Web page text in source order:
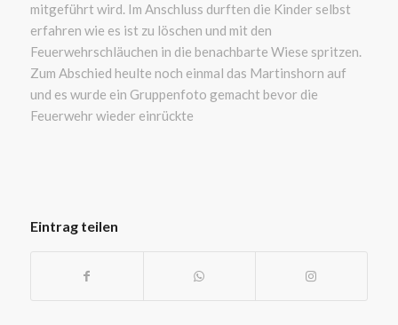
mitgeführt wird. Im Anschluss durften die Kinder selbst
erfahren wie es ist zu löschen und mit den
Feuerwehrschläuchen in die benachbarte Wiese spritzen.
Zum Abschied heulte noch einmal das Martinshorn auf
und es wurde ein Gruppenfoto gemacht bevor die
Feuerwehr wieder einrückte
Eintrag teilen